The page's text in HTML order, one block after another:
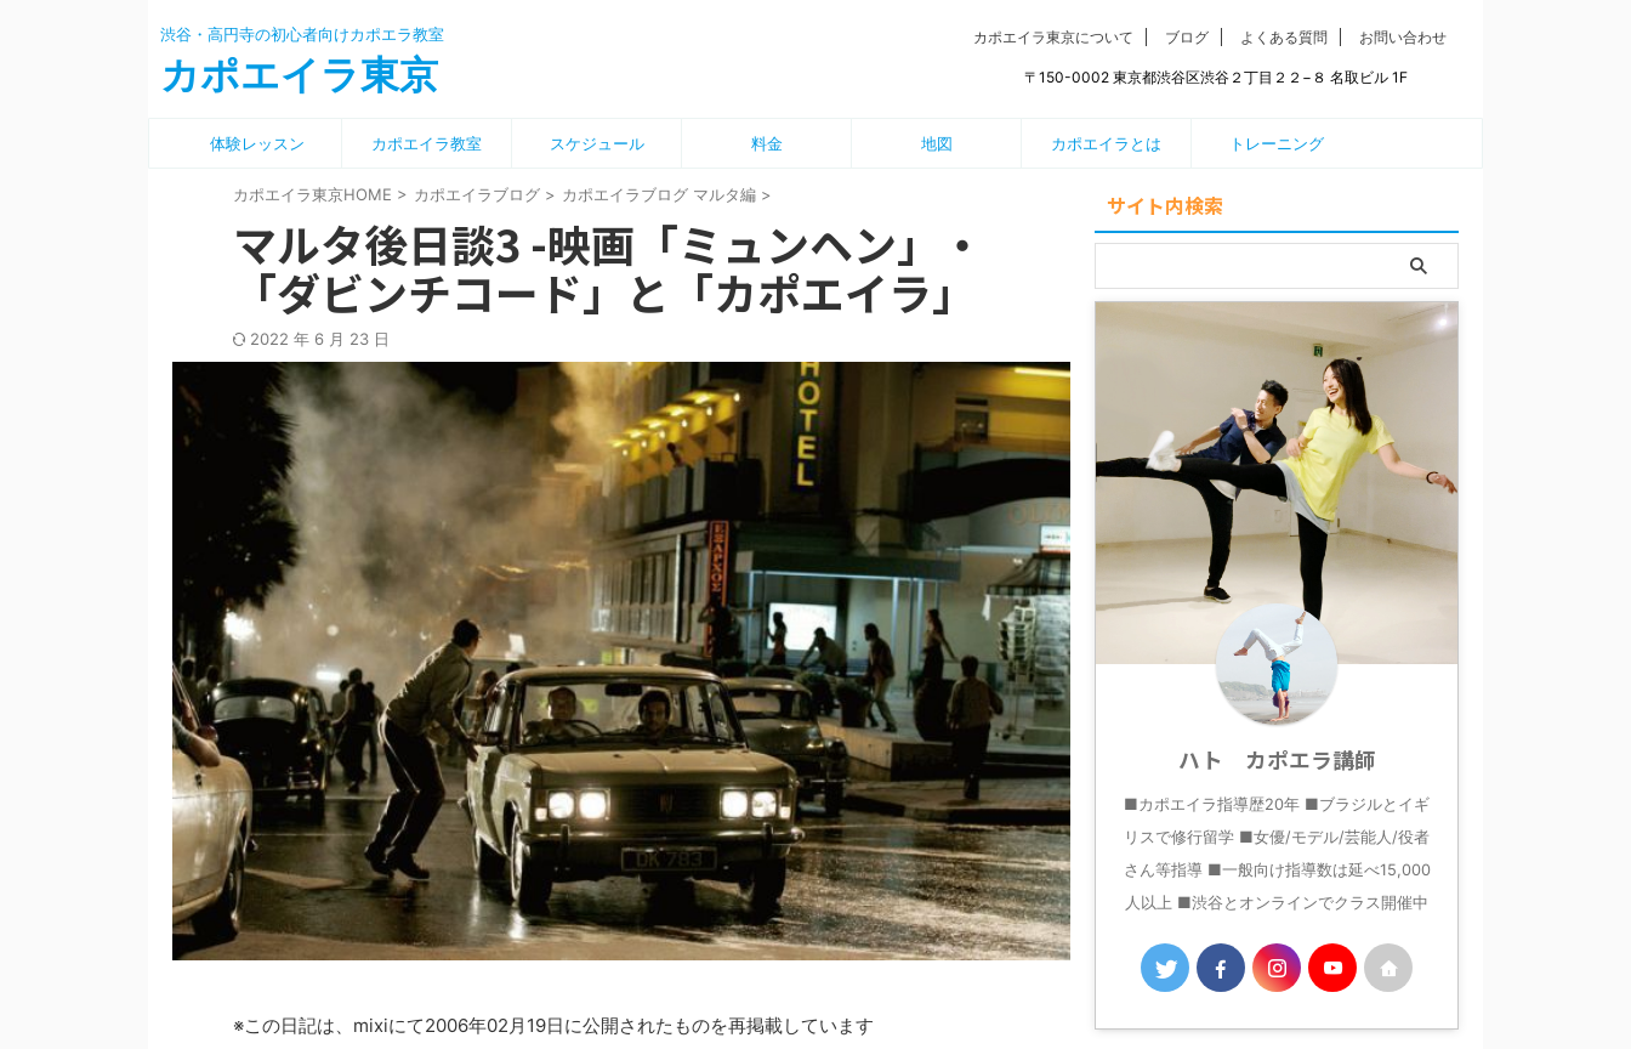
渋谷・高円寺の初心者向けカポエラ教室
カポエイラ東京
カポエイラ東京について ブログ よくある質問 お問い合わせ
〒150-0002 東京都渋谷区渋谷２丁目２２−８ 名取ビル 1F
体験レッスン カポエイラ教室 スケジュール 料金 地図 カポエイラとは トレーニング
カポエイラ東京HOME > カポエイラブログ > カポエイラブログ マルタ編 >
マルタ後日談3 -映画「ミュンヘン」・
「ダビンチコード」と「カポエイラ」
2022 年 6 月 23 日
※この日記は、mixiにて2006年02月19日に公開されたものを再掲載しています
サイト内検索
ハト カポエラ講師
■カポエイラ指導歴20年 ■ブラジルとイギ
リスで修行留学 ■女優/モデル/芸能人/役者
さん等指導 ■一般向け指導数は延べ15,000
人以上 ■渋谷とオンラインでクラス開催中